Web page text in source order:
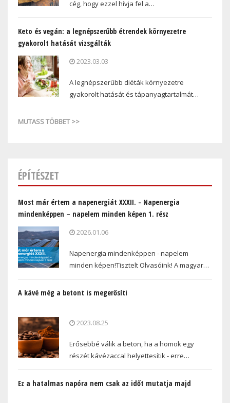
cég, hogy ezzel hívja fel a…
Keto és vegán: a legnépszerűbb étrendek környezetre
gyakorolt hatását vizsgálták
2023.03.03
A legnépszerűbb diéták környezetre
gyakorolt hatását és tápanyagtartalmát…
MUTASS TÖBBET >>
ÉPÍTÉSZET
Most már értem a napenergiát XXXII. - Napenergia
mindenképpen – napelem minden képen 1. rész
2026.01.06
Napenergia mindenképpen - napelem
minden képen!Tisztelt Olvasóink! A magyar…
A kávé még a betont is megerősíti
2023.08.25
Erősebbé válik a beton, ha a homok egy
részét kávézaccal helyettesítik - erre…
Ez a hatalmas napóra nem csak az időt mutatja majd